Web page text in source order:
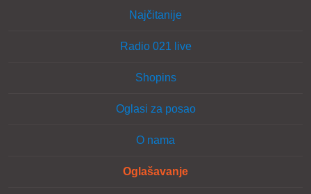
Najčitanije
Radio 021 live
Shopins
Oglasi za posao
O nama
Oglašavanje